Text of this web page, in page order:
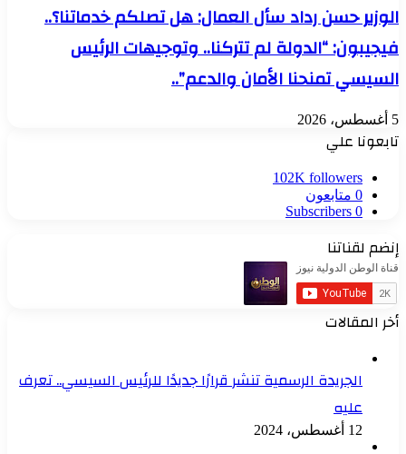
الوزير حسن رداد سأل العمال: هل تصلكم خدماتنا؟..
فيجيبون: “الدولة لم تتركنا.. وتوجيهات الرئيس
السيسي تمنحنا الأمان والدعم”..
5 أغسطس، 2026
تابعونا علي
102K followers
0 متابعون
0
Subscribers
إنضم لقناتنا
أخر المقالات
الجريدة الرسمية تنشر قرارًا جديدًا للرئيس السيسي.. تعرف
عليه
12 أغسطس، 2024